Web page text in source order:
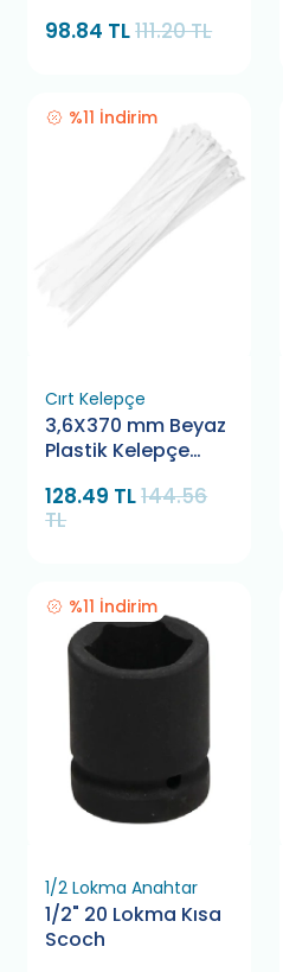
98.84 TL111.20 TL
%11 İndirim
Cırt Kelepçe
3,6X370 mm Beyaz
Plastik Kelepçe
128.49 TL144.56
TL
%11 İndirim
1/2 Lokma Anahtar
1/2" 20 Lokma Kısa
Scoch